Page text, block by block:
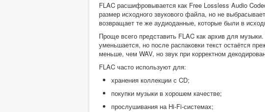
FLAC расшифровывается как Free Lossless Audio
размер исходного звукового файла, но не
возвращает те же аудиоданные, которые были в
Проще всего представить FLAC как архив для
уменьшается, но после распаковки текст остаётся
меньше, чем WAV, но звук при корректном
FLAC часто используют для:
хранения коллекции с CD;
покупки музыки в хорошем качестве;
прослушивания на Hi-Fi-системах;